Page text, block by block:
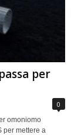
per
0
omoniomo
per mettere a